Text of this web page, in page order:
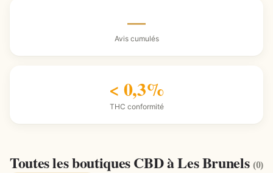
—
Avis cumulés
< 0,3%
THC conformité
Toutes les boutiques CBD à Les Brunels (0)